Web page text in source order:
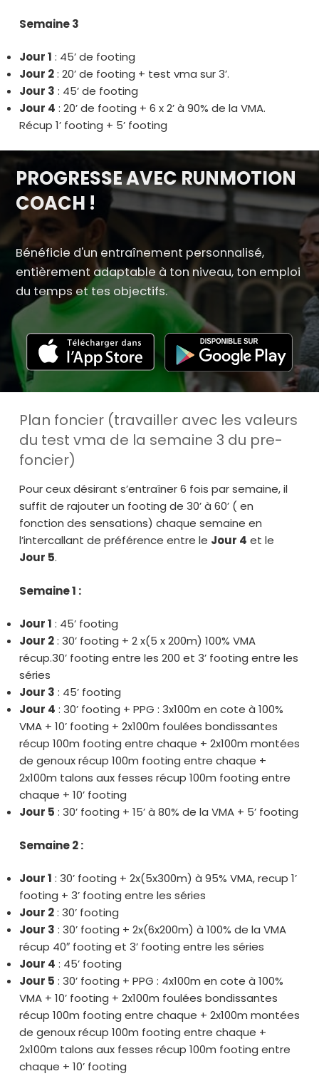
Semaine 3
Jour 1 : 45’ de footing
Jour 2: 20’ de footing + test vma sur 3’.
Jour 3 : 45’ de footing
Jour 4 : 20’ de footing + 6 x 2’ à 90% de la VMA.
Récup 1’ footing + 5’ footing
PROGRESSE AVEC RUNMOTION
COACH !
Bénéficie d'un entraînement personnalisé,
entièrement adaptable à ton niveau, ton emploi
du temps et tes objectifs.
Plan foncier (travailler avec les valeurs
du test vma de la semaine 3 du pre-
foncier)
Pour ceux désirant s’entraîner 6 fois par semaine, il
suffit de rajouter un footing de 30’ à 60’ ( en
fonction des sensations) chaque semaine en
l’intercallant de préférence entre le Jour 4 et le
Jour 5.
Semaine 1 :
Jour 1 : 45’ footing
Jour 2: 30’ footing + 2 x(5 x 200m) 100% VMA
récup.30’ footing entre les 200 et 3’ footing entre les
séries
Jour 3 : 45’ footing
Jour 4 : 30’ footing + PPG : 3x100m en cote à 100%
VMA + 10’ footing + 2x100m foulées bondissantes
récup 100m footing entre chaque + 2x100m montées
de genoux récup 100m footing entre chaque +
2x100m talons aux fesses récup 100m footing entre
chaque + 10’ footing
Jour 5 : 30’ footing + 15’ à 80% de la VMA + 5’ footing
Semaine 2 :
Jour 1 : 30’ footing + 2x(5x300m) à 95% VMA, recup 1’
footing + 3’ footing entre les séries
Jour 2: 30’ footing
Jour 3 : 30’ footing + 2x(6x200m) à 100% de la VMA
récup 40″ footing et 3’ footing entre les séries
Jour 4 : 45’ footing
Jour 5 : 30’ footing + PPG : 4x100m en cote à 100%
VMA + 10’ footing + 2x100m foulées bondissantes
récup 100m footing entre chaque + 2x100m montées
de genoux récup 100m footing entre chaque +
2x100m talons aux fesses récup 100m footing entre
chaque + 10’ footing